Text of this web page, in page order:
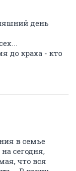
день
до краха - кто
в семье
сегодня,
что вся